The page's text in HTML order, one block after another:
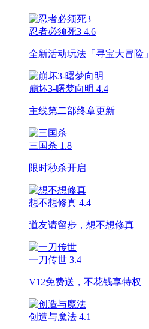
忍者必须死3 4.6
全新活动玩法「寻宝大冒险」
崩坏3-曙梦向明 4.4
主线第二部终章更新
三国杀 1.8
限时秒杀开启
想不想修真 4.4
道友请留步，想不想修真
一刀传世 3.4
V12免费送，不花钱享特权
创造与魔法 4.1